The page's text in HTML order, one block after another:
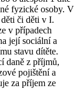
fyzické osoby. V
či děti v I.
v případech
její sociální a
stavu dítěte.
daně z příjmů,
pojištění a
za příjem ze